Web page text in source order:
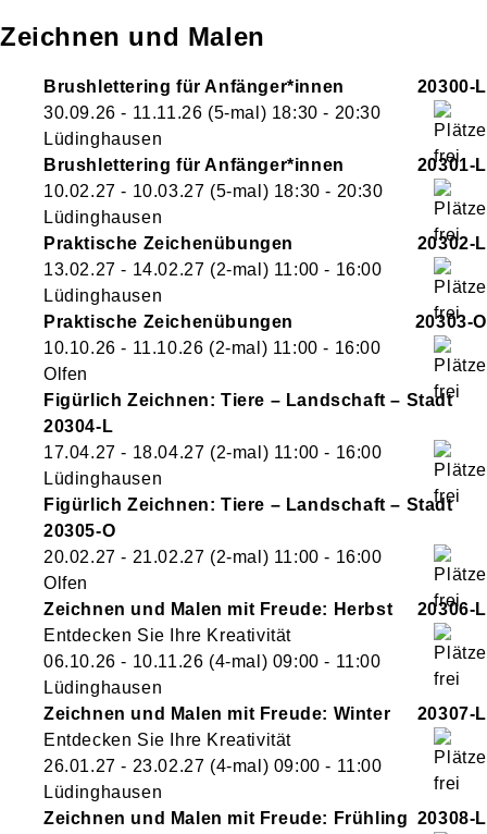
Zeichnen und Malen
Brushlettering für Anfänger*innen
20300-L
30.09.26 - 11.11.26 (5-mal) 18:30 - 20:30
Lüdinghausen
Brushlettering für Anfänger*innen
20301-L
10.02.27 - 10.03.27 (5-mal) 18:30 - 20:30
Lüdinghausen
Praktische Zeichenübungen
20302-L
13.02.27 - 14.02.27 (2-mal) 11:00 - 16:00
Lüdinghausen
Praktische Zeichenübungen
20303-O
10.10.26 - 11.10.26 (2-mal) 11:00 - 16:00
Olfen
Figürlich Zeichnen: Tiere – Landschaft – Stadt
20304-L
17.04.27 - 18.04.27 (2-mal) 11:00 - 16:00
Lüdinghausen
Figürlich Zeichnen: Tiere – Landschaft – Stadt
20305-O
20.02.27 - 21.02.27 (2-mal) 11:00 - 16:00
Olfen
Zeichnen und Malen mit Freude: Herbst
20306-L
Entdecken Sie Ihre Kreativität
06.10.26 - 10.11.26 (4-mal) 09:00 - 11:00
Lüdinghausen
Zeichnen und Malen mit Freude: Winter
20307-L
Entdecken Sie Ihre Kreativität
26.01.27 - 23.02.27 (4-mal) 09:00 - 11:00
Lüdinghausen
Zeichnen und Malen mit Freude: Frühling 20308-L